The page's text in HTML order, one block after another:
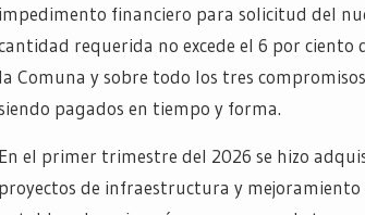
impedimento financiero para solicitud del
requerida no excede el 6 por
la Comuna y sobre todo los tres
pagados en tiempo y forma.
En el primer trimestre del 2026 se hizo
proyectos de infraestructura y mejoramiento